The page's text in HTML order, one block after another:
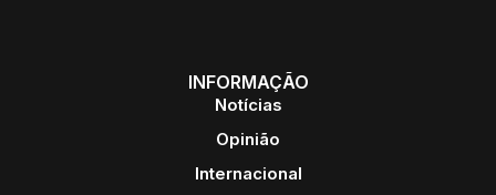
INFORMAÇÃO
Notícias
Opinião
Internacional